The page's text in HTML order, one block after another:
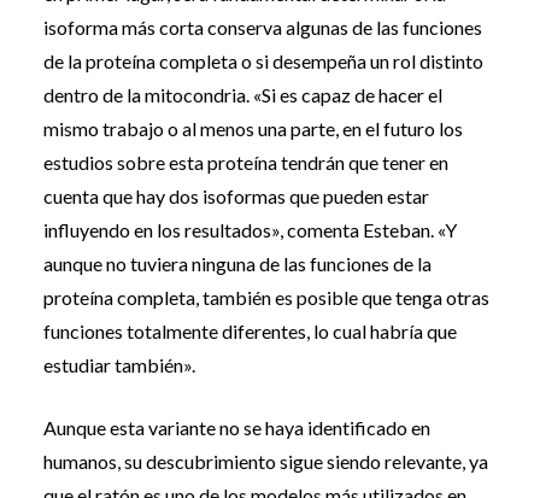
isoforma más corta conserva algunas de las funciones
de la proteína completa o si desempeña un rol distinto
dentro de la mitocondria. «Si es capaz de hacer el
mismo trabajo o al menos una parte, en el futuro los
estudios sobre esta proteína tendrán que tener en
cuenta que hay dos isoformas que pueden estar
influyendo en los resultados», comenta Esteban. «Y
aunque no tuviera ninguna de las funciones de la
proteína completa, también es posible que tenga otras
funciones totalmente diferentes, lo cual habría que
estudiar también».
Aunque esta variante no se haya identificado en
humanos, su descubrimiento sigue siendo relevante, ya